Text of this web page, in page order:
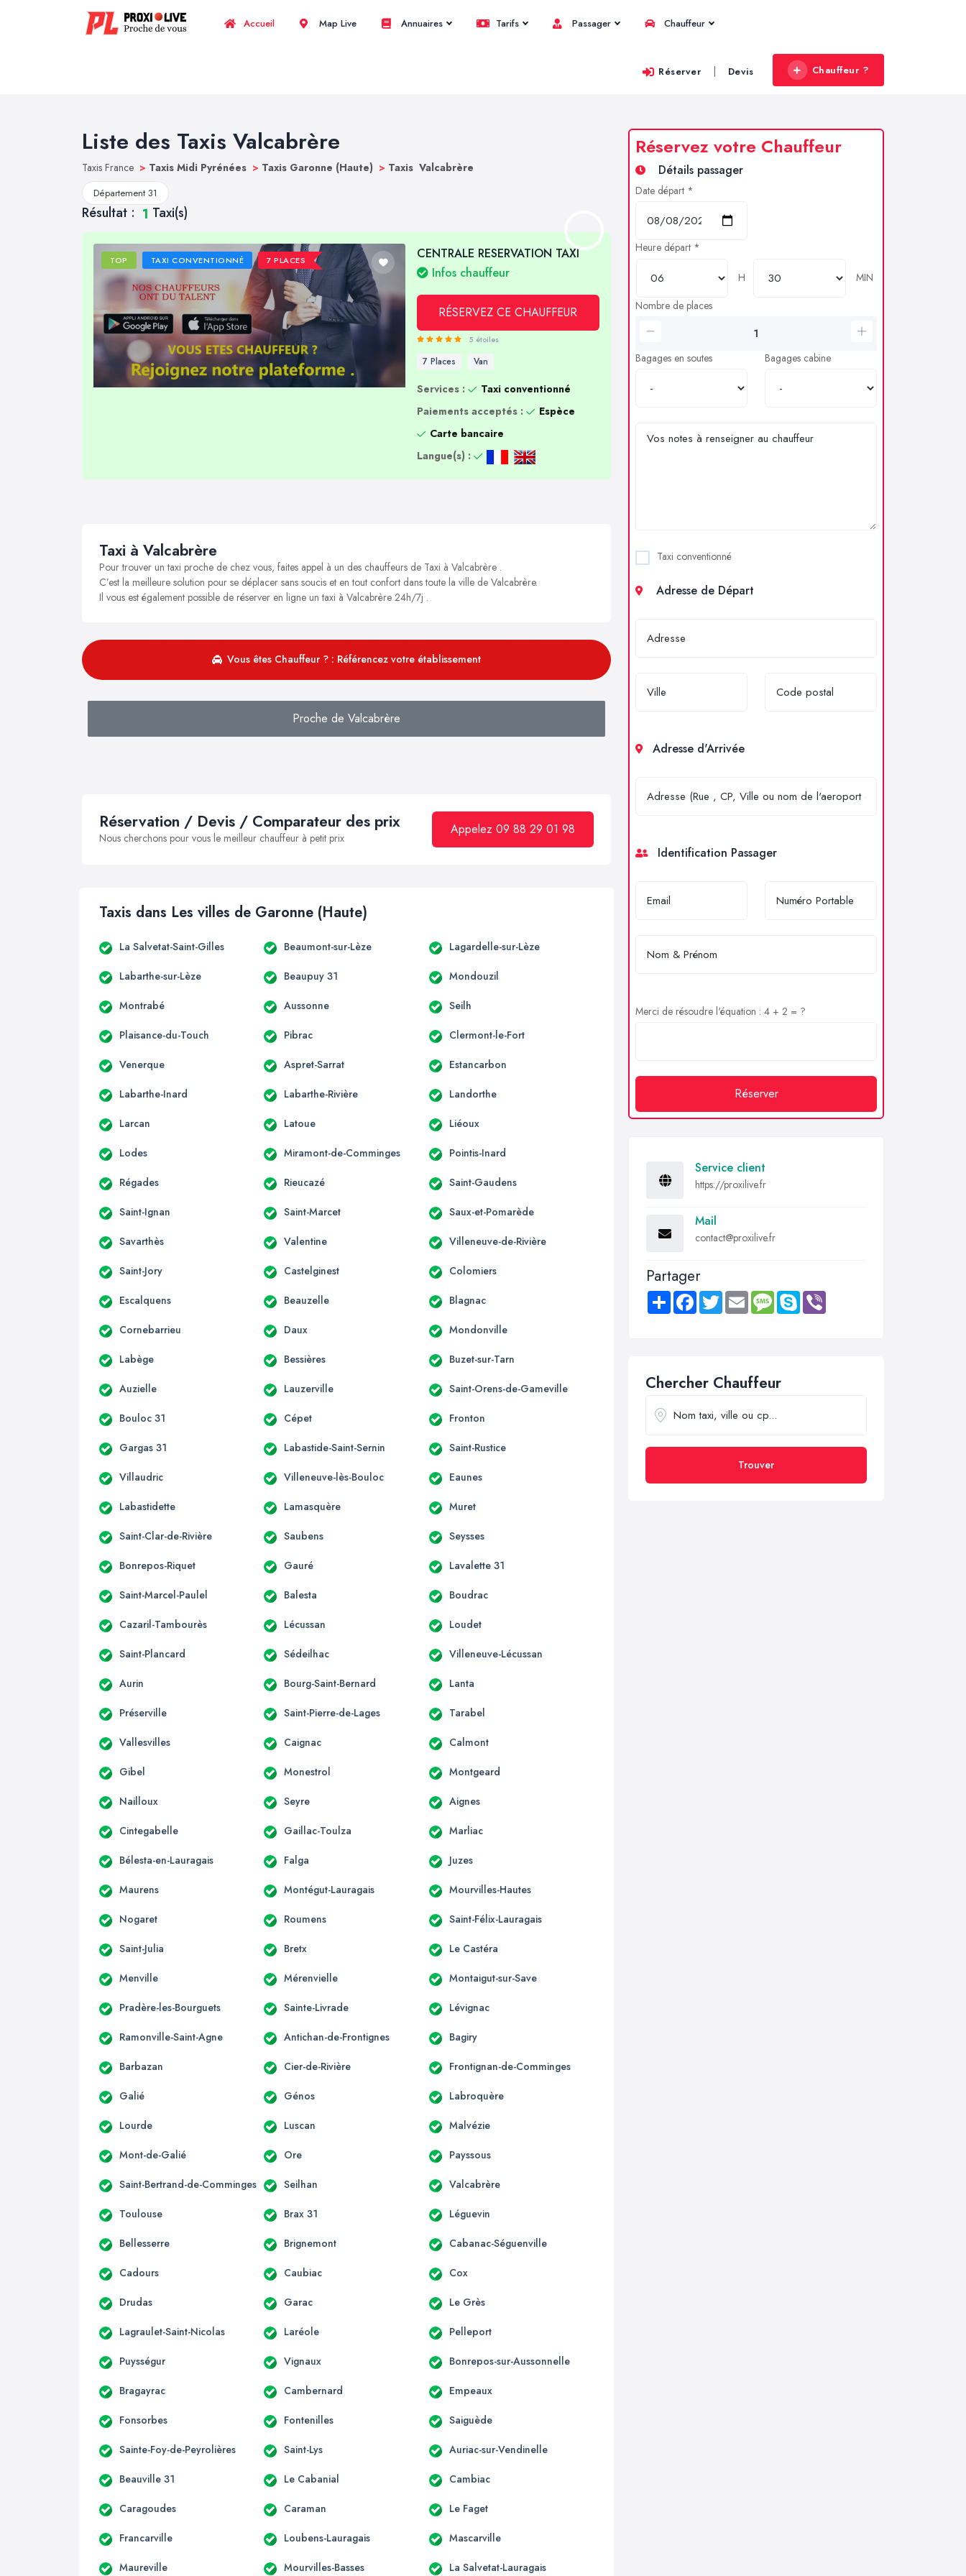
Accueil Map Live Annuaires Tarifs Passager Chauffeur
Réserver | Devis Chauffeur ?
Liste des Taxis Valcabrère
Taxis France > Taxis Midi Pyrénées > Taxis Garonne (Haute) > Taxis Valcabrère
Département 31
Résultat : 1 Taxi(s)
TOP TAXI CONVENTIONNÉ 7 PLACES
CENTRALE RESERVATION TAXI
Infos chauffeur
RÉSERVEZ CE CHAUFFEUR
5 étoiles
7 Places Van
Services :
Taxi conventionné
Paiements acceptés :
Espèce
Carte bancaire
Langue(s) :
Taxi à Valcabrère
Pour trouver un taxi proche de chez vous, faites appel à un des chauffeurs de Taxi à Valcabrère .
C’est la meilleure solution pour se déplacer sans soucis et en tout confort dans toute la ville de Valcabrère.
Il vous est également possible de réserver en ligne un taxi à Valcabrère 24h/7j .
Vous êtes Chauffeur ? : Référencez votre établissement
Proche de Valcabrère
Réservation / Devis / Comparateur des prix
Nous cherchons pour vous le meilleur chauffeur à petit prix
Appelez 09 88 29 01 98
Taxis dans Les villes de Garonne (Haute)
La Salvetat-Saint-Gilles Beaumont-sur-Lèze Lagardelle-sur-Lèze
Labarthe-sur-Lèze Beaupuy 31 Mondouzil
Montrabé Aussonne Seilh
Plaisance-du-Touch Pibrac Clermont-le-Fort
Venerque Aspret-Sarrat Estancarbon
Labarthe-Inard Labarthe-Rivière Landorthe
Larcan Latoue Liéoux
Lodes Miramont-de-Comminges Pointis-Inard
Régades Rieucazé Saint-Gaudens
Saint-Ignan Saint-Marcet Saux-et-Pomarède
Savarthès Valentine Villeneuve-de-Rivière
Saint-Jory Castelginest Colomiers
Escalquens Beauzelle Blagnac
Cornebarrieu Daux Mondonville
Labège Bessières Buzet-sur-Tarn
Auzielle Lauzerville Saint-Orens-de-Gameville
Bouloc 31 Cépet Fronton
Gargas 31 Labastide-Saint-Sernin Saint-Rustice
Villaudric Villeneuve-lès-Bouloc Eaunes
Labastidette Lamasquère Muret
Saint-Clar-de-Rivière Saubens Seysses
Bonrepos-Riquet Gauré Lavalette 31
Saint-Marcel-Paulel Balesta Boudrac
Cazaril-Tambourès Lécussan Loudet
Saint-Plancard Sédeilhac Villeneuve-Lécussan
Aurin Bourg-Saint-Bernard Lanta
Préserville Saint-Pierre-de-Lages Tarabel
Vallesvilles Caignac Calmont
Gibel Monestrol Montgeard
Nailloux Seyre Aignes
Cintegabelle Gaillac-Toulza Marliac
Bélesta-en-Lauragais Falga Juzes
Maurens Montégut-Lauragais Mourvilles-Hautes
Nogaret Roumens Saint-Félix-Lauragais
Saint-Julia Bretx Le Castéra
Menville Mérenvielle Montaigut-sur-Save
Pradère-les-Bourguets Sainte-Livrade Lévignac
Ramonville-Saint-Agne Antichan-de-Frontignes Bagiry
Barbazan Cier-de-Rivière Frontignan-de-Comminges
Galié Génos Labroquère
Lourde Luscan Malvézie
Mont-de-Galié Ore Payssous
Saint-Bertrand-de-Comminges Seilhan Valcabrère
Toulouse Brax 31 Léguevin
Bellesserre Brignemont Cabanac-Séguenville
Cadours Caubiac Cox
Drudas Garac Le Grès
Lagraulet-Saint-Nicolas Laréole Pelleport
Puysségur Vignaux Bonrepos-sur-Aussonnelle
Bragayrac Cambernard Empeaux
Fonsorbes Fontenilles Saiguède
Sainte-Foy-de-Peyrolières Saint-Lys Auriac-sur-Vendinelle
Beauville 31 Le Cabanial Cambiac
Caragoudes Caraman Le Faget
Francarville Loubens-Lauragais Mascarville
Maureville Mourvilles-Basses La Salvetat-Lauragais
Réservez votre Chauffeur
Détails passager
Date départ *
Heure départ *
H
MIN
Nombre de places
Bagages en soutes Bagages cabine
Taxi conventionné
Adresse de Départ
Adresse d'Arrivée
Identification Passager
Merci de résoudre l'équation : 4 + 2 = ?
Réserver
Service client
https://proxilive.fr
Mail
contact@proxilive.fr
Partager
Share FacebookTwitter Email MessageSkype
Chercher Chauffeur
Trouver